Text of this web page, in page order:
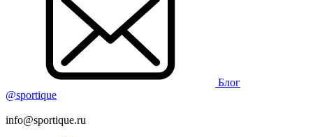
Блог
@sportique
info@sportique.ru